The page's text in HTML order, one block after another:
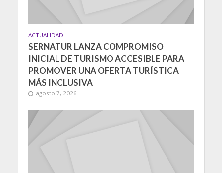
ACTUALIDAD
SERNATUR LANZA COMPROMISO
INICIAL DE TURISMO ACCESIBLE PARA
PROMOVER UNA OFERTA TURÍSTICA
MÁS INCLUSIVA
agosto 7, 2026